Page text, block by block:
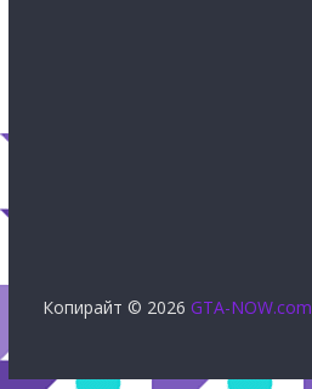
Копирайт © 2026 GTA-NOW.com